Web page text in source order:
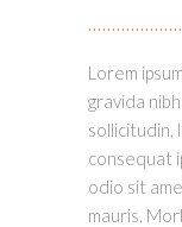
Lorem
gravida
sollicitudin,
consequat
odio sit
mauris.